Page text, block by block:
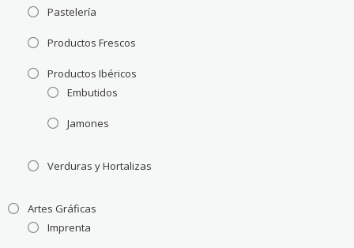
Pastelería
Productos Frescos
Productos Ibéricos
Embutidos
Jamones
Verduras y Hortalizas
Artes Gráficas
Imprenta